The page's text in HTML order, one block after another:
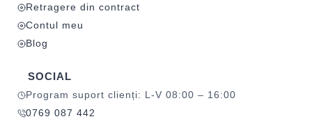
Retragere din contract
Contul meu
Blog
SOCIAL
Program suport clienți: L-V 08:00 – 16:00
0769 087 442